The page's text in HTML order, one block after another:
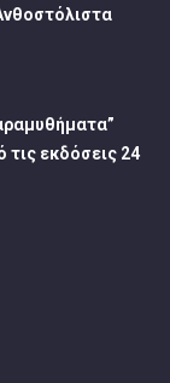
τις εκδόσεις 24